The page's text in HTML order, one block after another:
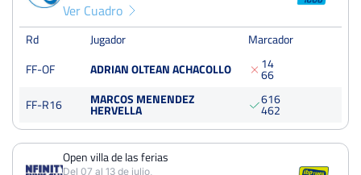
XII Open Nacional de Tenis Ciudad de Móstoles
Del 01 al 07 de septiembre, 2025
Octavos
XXIV Trofeo Excmo Ayto de Colmenar Viejo
Del 04 al 10 de agosto, 2025
Dura
Ver Cuadro
Rd Jugador
Marcador
FF-OF
ADRIAN OLTEAN ACHACOLLO 1
6
4
6
FF-R16
MARCOS MENENDEZ
HERVELLA
6
4
1
6
6
2
Open villa de las ferias
Del 07 al 13 de julio,